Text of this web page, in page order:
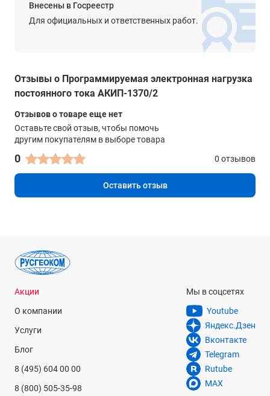
Внесены в Госреестр
Для официальных и ответственных работ.
Отзывы о Программируемая электронная нагрузка
постоянного тока АКИП-1370/2
Отзывов о товаре еще нет
Оставьте свой отзыв, чтобы помочь
другим покупателям в выборе товара
0 0 отзывов
Оставить отзыв
Акции
О компании
Услуги
Блог
8 (495) 604 00 00
8 (800) 505-35-98
Мы в соцсетях
Youtube
Яндекс.Дзен
Вконтакте
Telegram
Rutube
MAX